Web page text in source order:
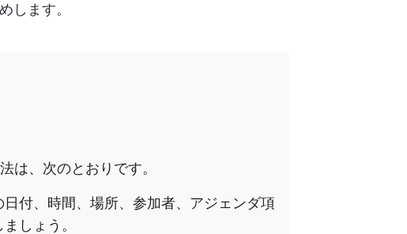
します。
は、次のとおりです。
日付、時間、場所、参加者、アジェンダ項
しょう。